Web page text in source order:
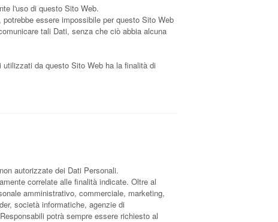
l'uso di questo Sito Web.
essere impossibile per questo Sito Web
tali Dati, senza che ciò abbia alcuna
da questo Sito Web ha la finalità di
autorizzate dei Dati Personali.
correlate alle finalità indicate. Oltre al
amministrativo, commerciale, marketing,
società informatiche, agenzie di
potrà sempre essere richiesto al